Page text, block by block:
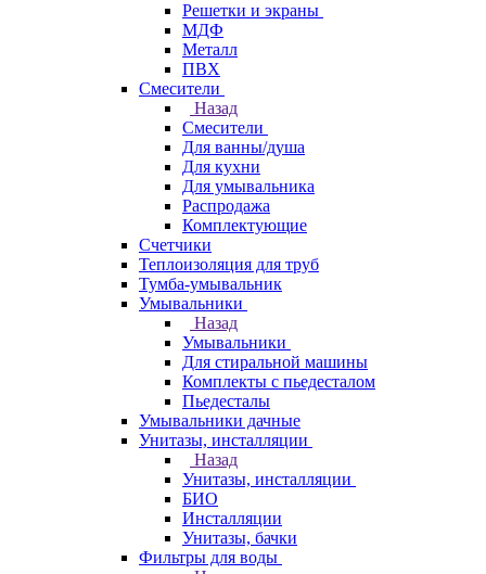
Решетки и экраны
МДФ
Металл
ПВХ
Смесители
Назад
Смесители
Для ванны/душа
Для кухни
Для умывальника
Распродажа
Комплектующие
Счетчики
Теплоизоляция для труб
Тумба-умывальник
Умывальники
Назад
Умывальники
Для стиральной машины
Комплекты с пьедесталом
Пьедесталы
Умывальники дачные
Унитазы, инсталляции
Назад
Унитазы, инсталляции
БИО
Инсталляции
Унитазы, бачки
Фильтры для воды